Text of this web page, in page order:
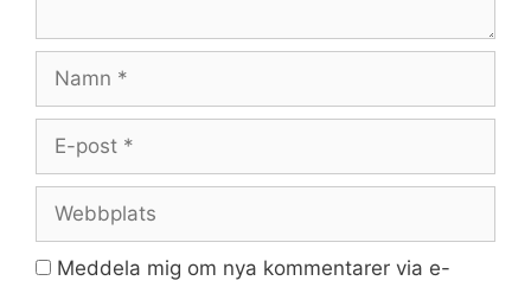
post
Meddela mig om nya kommentarer via e-